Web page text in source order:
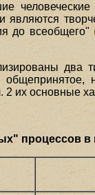
являются
до всеобщего"
два
их основные
процессов в